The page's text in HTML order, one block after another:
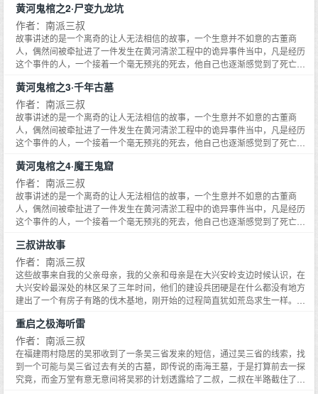
古董商人，偶然间被牵扯进了一件发生在黄河清淤工程中的诡异事件当中，凡
是经历这个事件的人，一个接着一个毫无预兆的死去，他自己也逐渐感觉到了
死亡的一步步逼近。然而死因却依然扑朔迷离，在他锲而不舍的努力下，一个
个谜团被抽丝剥茧，终于露出了隐藏在黄河的淤泥下面恐怖秘密……黄河村落
晦涩的儿歌，河底石台中的透明人影，千年前的铁链，到底想捆住什么东西，
中……
黄河鬼棺之2·尸变九龙坑
作者：南派三叔
故事讲述的是一个离奇的让人无法相信的故事，一个生意并不如意的古董商
人，偶然间被牵扯进了一件发生在黄河清淤工程中的诡异事件当中，凡是经历
这个事件的人，一个接着一个毫无预兆的死去，他自己也逐渐感觉到了死亡的
被抽丝剥茧，终于露出了隐藏在黄河的淤泥下面恐怖秘密……。黄河村落晦涩
的儿歌，河底石台中的透明人影，千年前的铁链，到底想捆住什么东西，死去
的神秘老人，到底在河底看到什么？一切谜团的答案，尽在黄河鬼棺之中……
黄河鬼棺之3·千年古墓
作者：南派三叔
故事讲述的是一个离奇的让人无法相信的故事，一个生意并不如意的古董商
人，偶然间被牵扯进了一件发生在黄河清淤工程中的诡异事件当中，凡是经历
这个事件的人，一个接着一个毫无预兆的死去，他自己也逐渐感觉到了死亡的
被抽丝剥茧，终于露出了隐藏在黄河的淤泥下面恐怖秘密……。黄河村落晦涩
的儿歌，河底石台中的透明人影，千年前的铁链，到底想捆住什么东西，死去
的神秘老人，到底在河底看到什么？一切谜团的答案，尽在黄河鬼棺之中……
黄河鬼棺之4·魔王鬼窟
作者：南派三叔
故事讲述的是一个离奇的让人无法相信的故事，一个生意并不如意的古董商
人，偶然间被牵扯进了一件发生在黄河清淤工程中的诡异事件当中，凡是经历
这个事件的人，一个接着一个毫无预兆的死去，他自己也逐渐感觉到了死亡的
被抽丝剥茧，终于露出了隐藏在黄河的淤泥下面恐怖秘密……。黄河村落晦涩
的儿歌，河底石台中的透明人影，千年前的铁链，到底想捆住什么东西，死去
的神秘老人，到底在河底看到什么？一切谜团的答案，尽在黄河鬼棺之中……
三叔讲故事
作者：南派三叔
这些故事来自我的父亲母亲，我的父亲和母亲是在大兴安岭支边时候认识，在
大兴安岭最深处的林区呆了三年时间，他们的建设兵团硬是在什么都没有地方
建出了一个有房子有路的伐木基地，刚开始的过程简直犹如荒岛求生一样。那
园，全年解冻的时期只有4到6个月。
重启之极海听雷
作者：南派三叔
在福建雨村隐居的吴邪收到了一条吴三省发来的短信，通过吴三省的线索，找
到一个可能与吴三省过去有关的古墓，即传说的南海王墓，于是打算前去一探
究竟，而金万堂有意无意间将吴邪的计划透露给了二叔，二叔在半路截住了吴